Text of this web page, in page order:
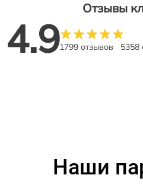
Отзывы
4.91799 отзывов 5358
Наши